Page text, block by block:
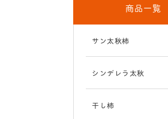
商品一覧
サン太秋柿
シンデレラ太秋
干し柿